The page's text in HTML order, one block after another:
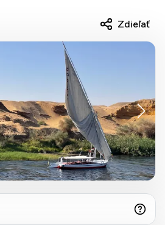
Zdieľať